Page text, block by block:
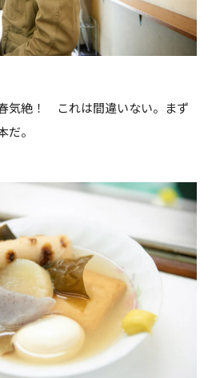
気絶！ これは間違いない。まず
。